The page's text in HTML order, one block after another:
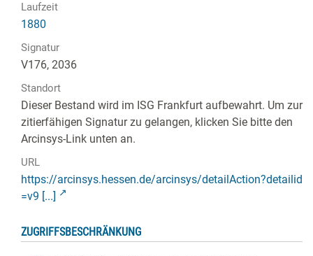
Laufzeit
1880
Signatur
V176, 2036
Standort
Dieser Bestand wird im ISG Frankfurt aufbewahrt. Um zur
zitierfähigen Signatur zu gelangen, klicken Sie bitte den
Arcinsys-Link unten an.
URL
https://arcinsys.hessen.de/arcinsys/detailAction?detailid
=v9 [...]
ZUGRIFFSBESCHRÄNKUNG